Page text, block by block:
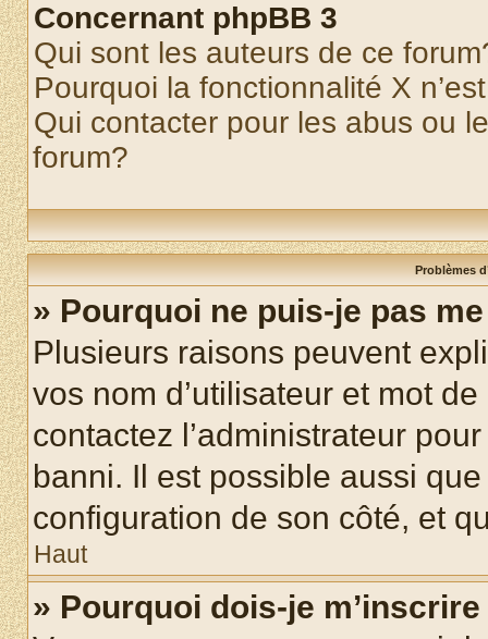
Concernant phpBB 3
Qui sont les auteurs de ce
Pourquoi la fonctionnalité X
Qui contacter pour les abus ou
forum?
Problèmes
» Pourquoi ne puis-je pas
Plusieurs raisons peuvent
vos nom d’utilisateur et mot
contactez l’administrateur
banni. Il est possible aussi
configuration de son côté, et
Haut
» Pourquoi dois-je